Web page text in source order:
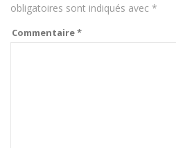
obligatoires sont indiqués avec *
Commentaire*